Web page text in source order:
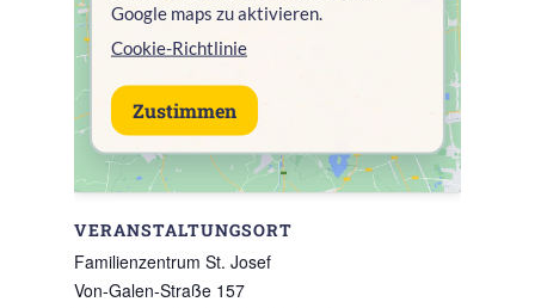
VERANSTALTUNGSORT
Familienzentrum St. Josef
Von-Galen-Straße 157
Google maps zu aktivieren.
Cookie-Richtlinie
Zustimmen